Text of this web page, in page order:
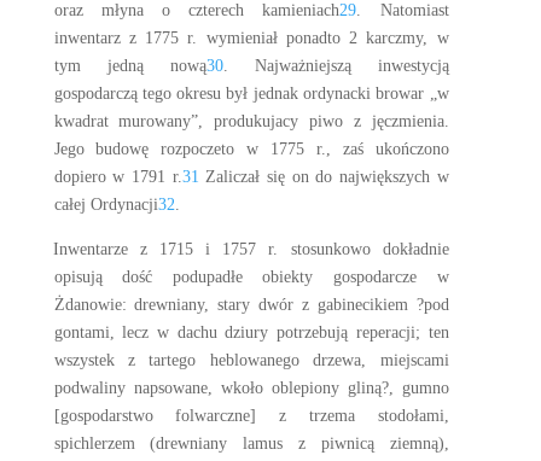
oraz młyna o czterech kamieniach29. Natomiast
inwentarz z 1775 r. wymieniał ponadto 2 karczmy, w
tym jedną nową30. Najważniejszą inwestycją
gospodarczą tego okresu był jednak ordynacki browar „w
kwadrat murowany”, produkujacy piwo z jęczmienia.
Jego budowę rozpoczeto w 1775 r., zaś ukończono
dopiero w 1791 r.31 Zaliczał się on do największych w
całej Ordynacji32.
Inwentarze z 1715 i 1757 r. stosunkowo dokładnie
opisują dość podupadłe obiekty gospodarcze w
Żdanowie: drewniany, stary dwór z gabinecikiem ?pod
gontami, lecz w dachu dziury potrzebują reperacji; ten
wszystek z tartego heblowanego drzewa, miejscami
podwaliny napsowane, wkoło oblepiony gliną?, gumno
[gospodarstwo folwarczne] z trzema stodołami,
spichlerzem (drewniany lamus z piwnicą ziemną),